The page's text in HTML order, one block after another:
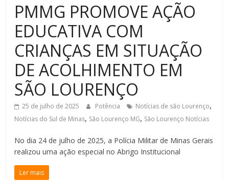
PMMG PROMOVE AÇÃO
EDUCATIVA COM
CRIANÇAS EM SITUAÇÃO
DE ACOLHIMENTO EM
SÃO LOURENÇO
25 de julho de 2025 Potência Notícias de são Lourenço,
Notícias do Sul de Minas, São Lourenço MG, São Lourenço Notícias
No dia 24 de julho de 2025, a Polícia Militar de Minas Gerais
realizou uma ação especial no Abrigo Institucional
Ler mais